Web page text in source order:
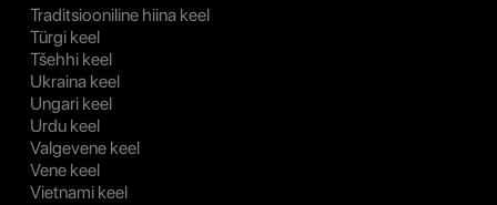
Traditsiooniline hiina keel
Türgi keel
Tšehhi keel
Ukraina keel
Ungari keel
Urdu keel
Valgevene keel
Vene keel
Vietnami keel